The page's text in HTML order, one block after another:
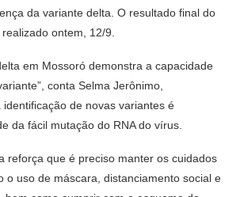
da variante delta. O resultado final do
ontem, 12/9.
em Mossoró demonstra a capacidade
conta Selma Jerônimo,
de novas variantes é
da fácil mutação do RNA do vírus.
reforça que é preciso manter os cuidados
o uso de máscara, distanciamento social e